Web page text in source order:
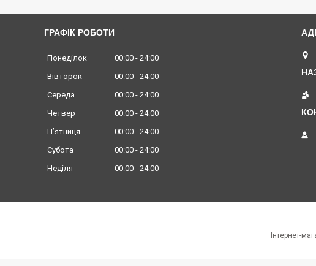
ГРАФІК РОБОТИ
Понеділок 00:00
24:00
Вівторок
00:00
24:00
Середа
00:00
24:00
Четвер
00:00
24:00
Пʼятниця
00:00
24:00
Субота
00:00
24:00
Неділя
00:00 24:00